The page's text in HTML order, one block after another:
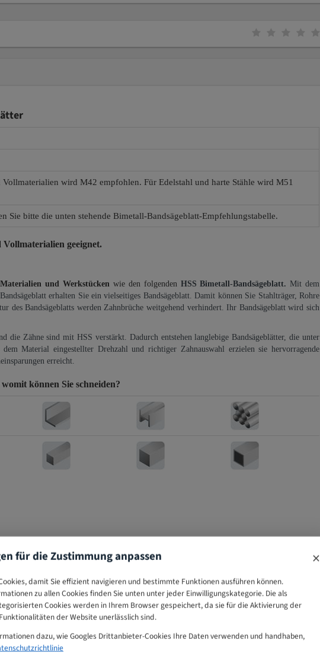
wird M42 empfohlen. Für Edelstahl und harte Stähle wird M51
Sie bitte die unten stehende Bimetall-Bandsägeblatt-Empfehlungstabelle.
geeignet.
und Werkstücken wie den folgenden HSS Bimetall-Bandsägeblatt. Mit dem
erhalten Sie ein vielseitiges Bandsägeblatt. Damit können Sie Stahlträger, Rohre
des Bandsägeblatts werden Zahnbrüche weitgehend verhindert. Ihr Bandsägeblatt wird sich
die Zähne sind mit HSS verstärkt. Dadurch entstehen langlebige Bandsägeblätter, die unter
Material eingestellter Drehzahl und richtiger Zahnauswahl erzielen sie hervorragende
erreicht.
womit können Sie schneiden?
für die Zustimmung anpassen ×
damit Sie effizient navigieren und bestimmte Funktionen ausführen können.
zu allen Cookies finden Sie unten unter jeder Einwilligungskategorie. Die als
Cookies werden in Ihrem Browser gespeichert, da sie für die Aktivierung der
der Website unerlässlich sind.
dazu, wie Googles Drittanbieter-Cookies Ihre Daten verwenden und handhaben,